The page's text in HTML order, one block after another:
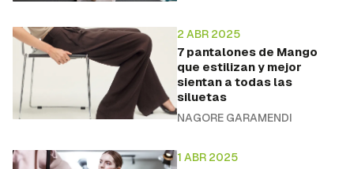
Guardar como favorito
Para poder guardar como favorito, primero has de
iniciar sesión con tu cuenta de Hogarmanía.
INICIAR SESIÓN
2 ABR 2025
7 pantalones de Mango
que estilizan y mejor
sientan a todas las
siluetas
NAGORE GARAMENDI
1 ABR 2025